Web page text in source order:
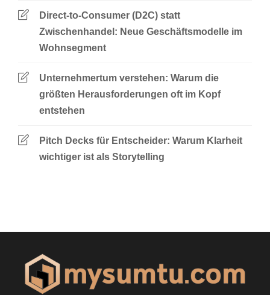
Direct-to-Consumer (D2C) statt
Zwischenhandel: Neue Geschäftsmodelle im
Wohnsegment
Unternehmertum verstehen: Warum die
größten Herausforderungen oft im Kopf
entstehen
Pitch Decks für Entscheider: Warum Klarheit
wichtiger ist als Storytelling